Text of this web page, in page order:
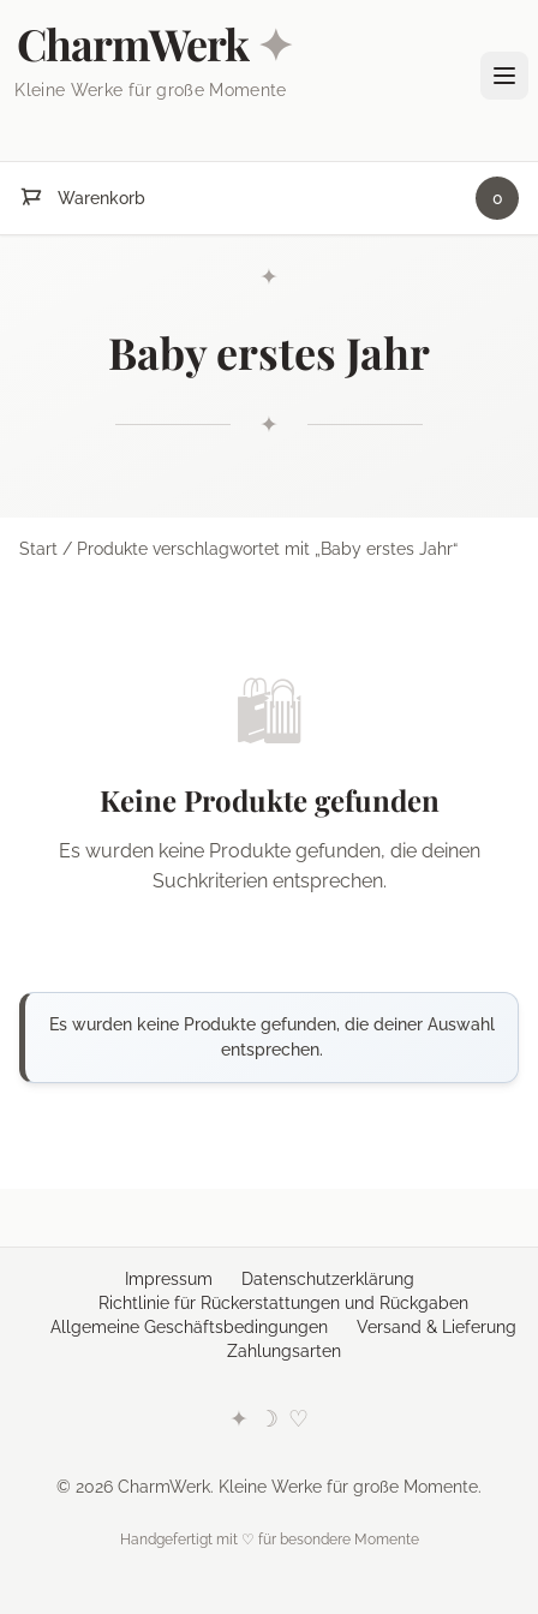
Skip to content
CharmWerk✦
Kleine Werke für große Momente
Warenkorb 0
✦
Baby erstes Jahr
✦
Start / Produkte verschlagwortet mit „Baby erstes Jahr“
🛍️
Keine Produkte gefunden
Es wurden keine Produkte gefunden, die deinen
Suchkriterien entsprechen.
Es wurden keine Produkte gefunden, die deiner Auswahl
entsprechen.
Impressum
Datenschutzerklärung
Richtlinie für Rückerstattungen und Rückgaben
Allgemeine Geschäftsbedingungen
Versand & Lieferung
Zahlungsarten
✦ ☽ ♡
© 2026 CharmWerk. Kleine Werke für große Momente.
Handgefertigt mit ♡ für besondere Momente